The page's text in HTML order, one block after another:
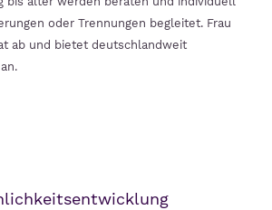
oder Trennungen begleitet. Frau
ab und bietet deutschlandweit